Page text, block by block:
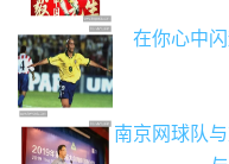
在你心中
南京网球队